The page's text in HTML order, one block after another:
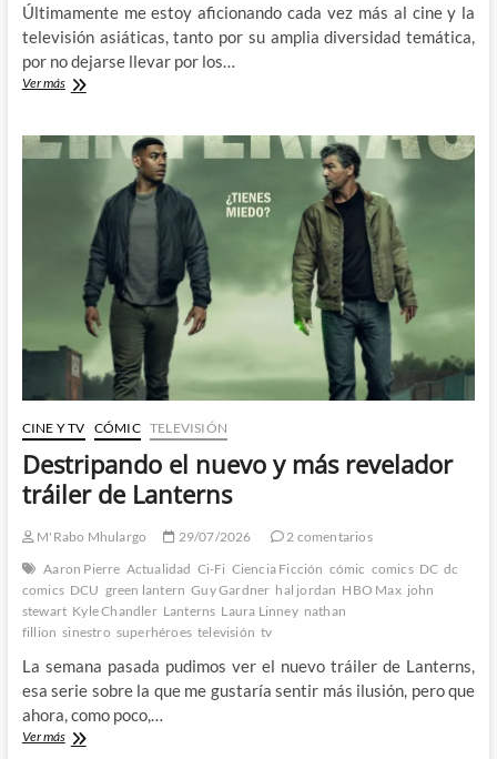
Últimamente me estoy aficionando cada vez más al cine y la
televisión asiáticas, tanto por su amplia diversidad temática,
por no dejarse llevar por los…
Ver másAgente
Una
acción
antes
CINE Y TV CÓMIC TELEVISIÓN
Destripando el nuevo y más revelador
tráiler de Lanterns
M'Rabo Mhulargo 29/07/2026
2 comentarios
Aaron Pierre Actualidad Ci-Fi Ciencia Ficción cómic comics DC dc
comics DCU green lantern Guy Gardner hal jordan HBO Max john
stewart Kyle Chandler Lanterns Laura Linney nathan
fillion sinestro superhéroes televisión tv
La semana pasada pudimos ver el nuevo tráiler de Lanterns,
esa serie sobre la que me gustaría sentir más ilusión, pero que
ahora, como poco,…
Ver másDestripando